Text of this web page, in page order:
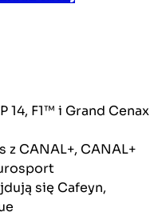
14, F1™ i Grand Cenax
z CANAL+, CANAL+
się Cafeyn,